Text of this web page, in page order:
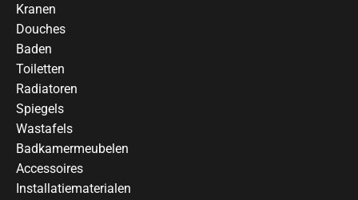
Kranen
Douches
Baden
Toiletten
Radiatoren
Spiegels
Wastafels
Badkamermeubelen
Accessoires
Installatiematerialen